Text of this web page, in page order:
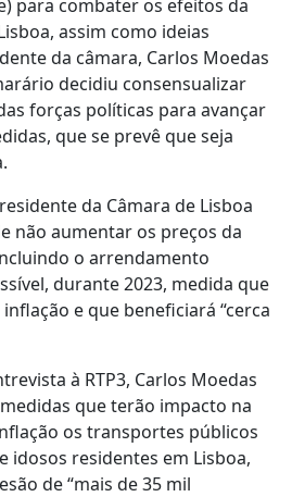
para combater os efeitos da
assim como ideias
da câmara, Carlos Moedas
decidiu consensualizar
forças políticas para avançar
que se prevê que seja
da Câmara de Lisboa
não aumentar os preços da
o arrendamento
durante 2023, medida que
e que beneficiará “cerca
à RTP3, Carlos Moedas
que terão impacto na
os transportes públicos
idosos residentes em Lisboa,
de “mais de 35 mil